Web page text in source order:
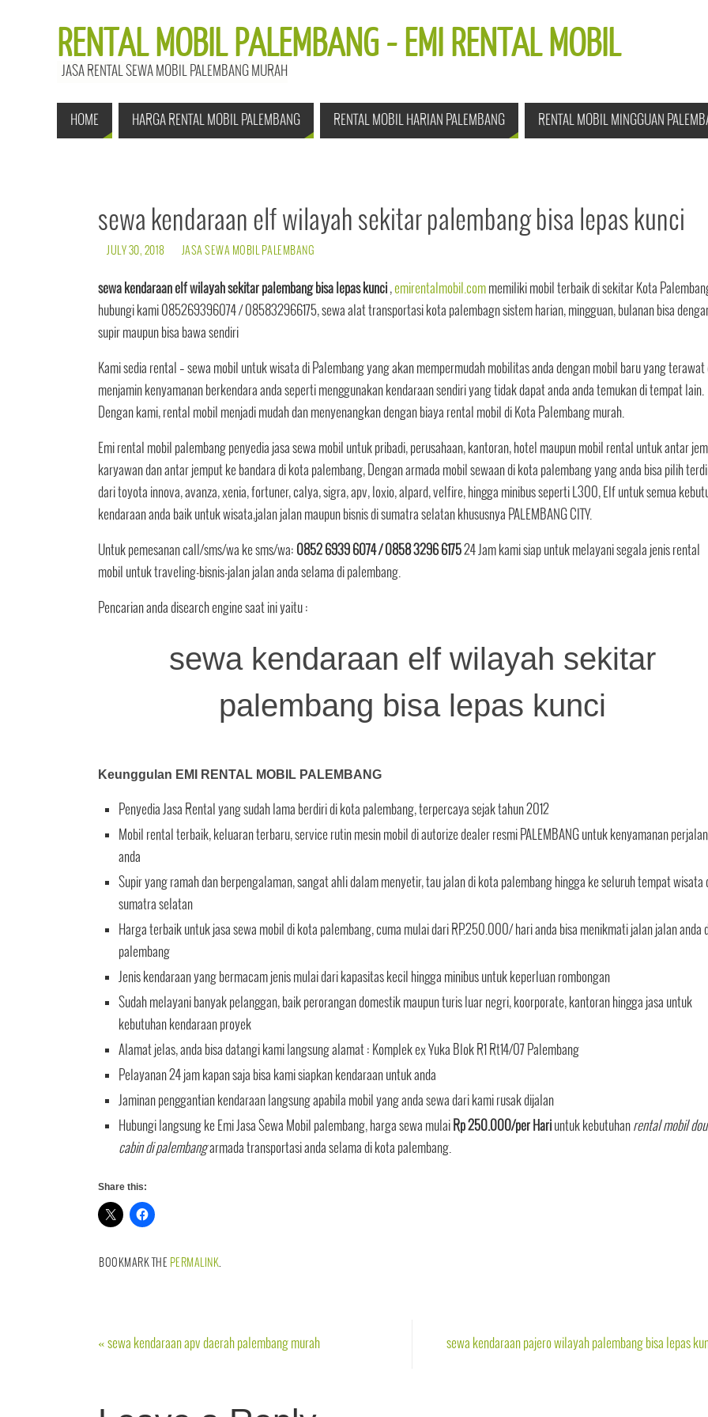
RENTAL MOBIL PALEMBANG - EMI RENTAL MOBIL
JASA RENTAL SEWA MOBIL PALEMBANG MURAH
HOME HARGA RENTAL MOBIL PALEMBANG RENTAL MOBIL HARIAN PALEMBANG RENTAL MOBIL MINGGUAN
sewa kendaraan elf wilayah sekitar palembang bisa lepas kunci
JULY 30, 2018 JASA SEWA MOBIL PALEMBANG
sewa kendaraan elf wilayah sekitar palembang bisa lepas kunci , emirentalmobil.com memiliki mobil terbaik di sekitar Kota
hubungi kami 085269396074 / 085832966175, sewa alat transportasi kota palembagn sistem harian, mingguan, bulanan bisa
supir maupun bisa bawa sendiri
Kami sedia rental – sewa mobil untuk wisata di Palembang yang akan mempermudah mobilitas anda dengan mobil baru yang terawat
menjamin kenyamanan berkendara anda seperti menggunakan kendaraan sendiri yang tidak dapat anda anda temukan di tempat lain.
Dengan kami, rental mobil menjadi mudah dan menyenangkan dengan biaya rental mobil di Kota Palembang murah.
Emi rental mobil palembang penyedia jasa sewa mobil untuk pribadi, perusahaan, kantoran, hotel maupun mobil rental untuk antar
karyawan dan antar jemput ke bandara di kota palembang, Dengan armada mobil sewaan di kota palembang yang anda bisa pilih
dari toyota innova, avanza, xenia, fortuner, calya, sigra, apv, loxio, alpard, velfire, hingga minibus seperti L300, Elf untuk semua
kendaraan anda baik untuk wisata,jalan jalan maupun bisnis di sumatra selatan khususnya PALEMBANG CITY.
Untuk pemesanan call/sms/wa ke sms/wa: 0852 6939 6074 / 0858 3296 617524 Jam kami siap untuk melayani segala jenis rental
mobil untuk traveling-bisnis-jalan jalan anda selama di palembang.
Pencarian anda disearch engine saat ini yaitu :
sewa kendaraan elf wilayah sekitar
palembang bisa lepas kunci
Keunggulan EMI RENTAL MOBIL PALEMBANG
Penyedia Jasa Rental yang sudah lama berdiri di kota palembang, terpercaya sejak tahun 2012
Mobil rental terbaik, keluaran terbaru, service rutin mesin mobil di autorize dealer resmi PALEMBANG untuk kenyamanan
anda
Supir yang ramah dan berpengalaman, sangat ahli dalam menyetir, tau jalan di kota palembang hingga ke seluruh tempat wisata
sumatra selatan
Harga terbaik untuk jasa sewa mobil di kota palembang, cuma mulai dari RP.250.000/ hari anda bisa menikmati jalan jalan anda
palembang
Jenis kendaraan yang bermacam jenis mulai dari kapasitas kecil hingga minibus untuk keperluan rombongan
Sudah melayani banyak pelanggan, baik perorangan domestik maupun turis luar negri, koorporate, kantoran hingga jasa untuk
kebutuhan kendaraan proyek
Alamat jelas, anda bisa datangi kami langsung alamat : Komplek ex Yuka Blok R1 Rt14/07 Palembang
Pelayanan 24 jam kapan saja bisa kami siapkan kendaraan untuk anda
Jaminan penggantian kendaraan langsung apabila mobil yang anda sewa dari kami rusak dijalan
Hubungi langsung ke Emi Jasa Sewa Mobil palembang, harga sewa mulai Rp 250.000/per Hariuntuk kebutuhan rental mobil
cabin di palembangarmada transportasi anda selama di kota palembang.
Share this:
BOOKMARK THE PERMALINK.
« sewa kendaraan apv daerah palembang murah sewa kendaraan pajero wilayah palembang bisa lepas